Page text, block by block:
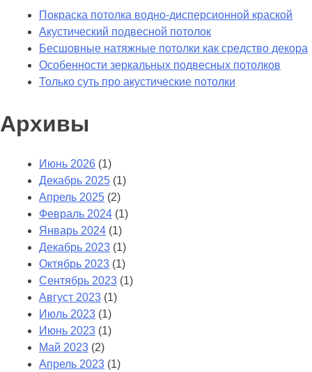
Покраска потолка водно-дисперсионной краской
Акустический подвесной потолок
Бесшовные натяжные потолки как средство декора
Особенности зеркальных подвесных потолков
Только суть про акустические потолки
Архивы
Июнь 2026 (1)
Декабрь 2025 (1)
Апрель 2025 (2)
Февраль 2024 (1)
Январь 2024 (1)
Декабрь 2023 (1)
Октябрь 2023 (1)
Сентябрь 2023 (1)
Август 2023 (1)
Июль 2023 (1)
Июнь 2023 (1)
Май 2023 (2)
Апрель 2023 (1)